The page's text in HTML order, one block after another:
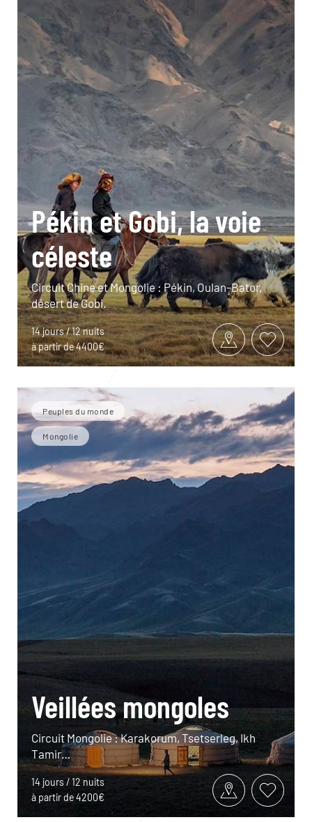
Pékin et Gobi, la voie
céleste
Circuit Chine et Mongolie : Pékin, Oulan-Bator,
désert de Gobi.
14 jours / 12 nuits
à partir de 4400€
Peuples du monde
Mongolie
Veillées mongoles
Circuit Mongolie : Karakorum, Tsetserleg, Ikh
Tamir…
14 jours / 12 nuits
à partir de 4200€